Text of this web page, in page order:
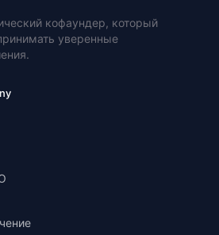
кофаундер, который
уверенные